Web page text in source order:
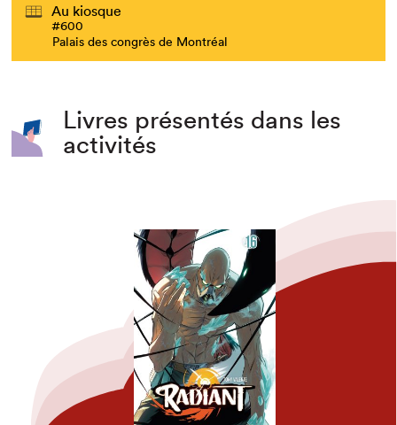
Au kiosque
#600
Palais des congrès de Montréal
Livres présentés dans les
activités